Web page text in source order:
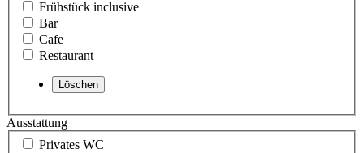
Frühstück inclusive
Bar
Cafe
Restaurant
Ausstattung
Privates WC